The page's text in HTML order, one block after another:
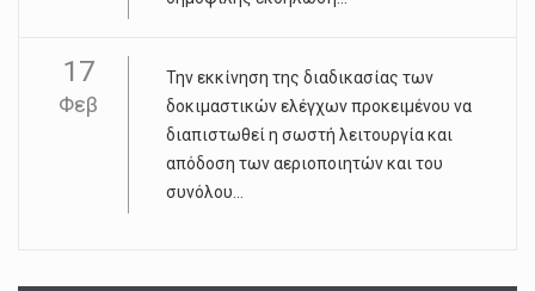
17
Φεβ
Την εκκίνηση της διαδικασίας των
δοκιμαστικών ελέγχων προκειμένου να
διαπιστωθεί η σωστή λειτουργία και
απόδοση των αεριοποιητών και του
συνόλου...